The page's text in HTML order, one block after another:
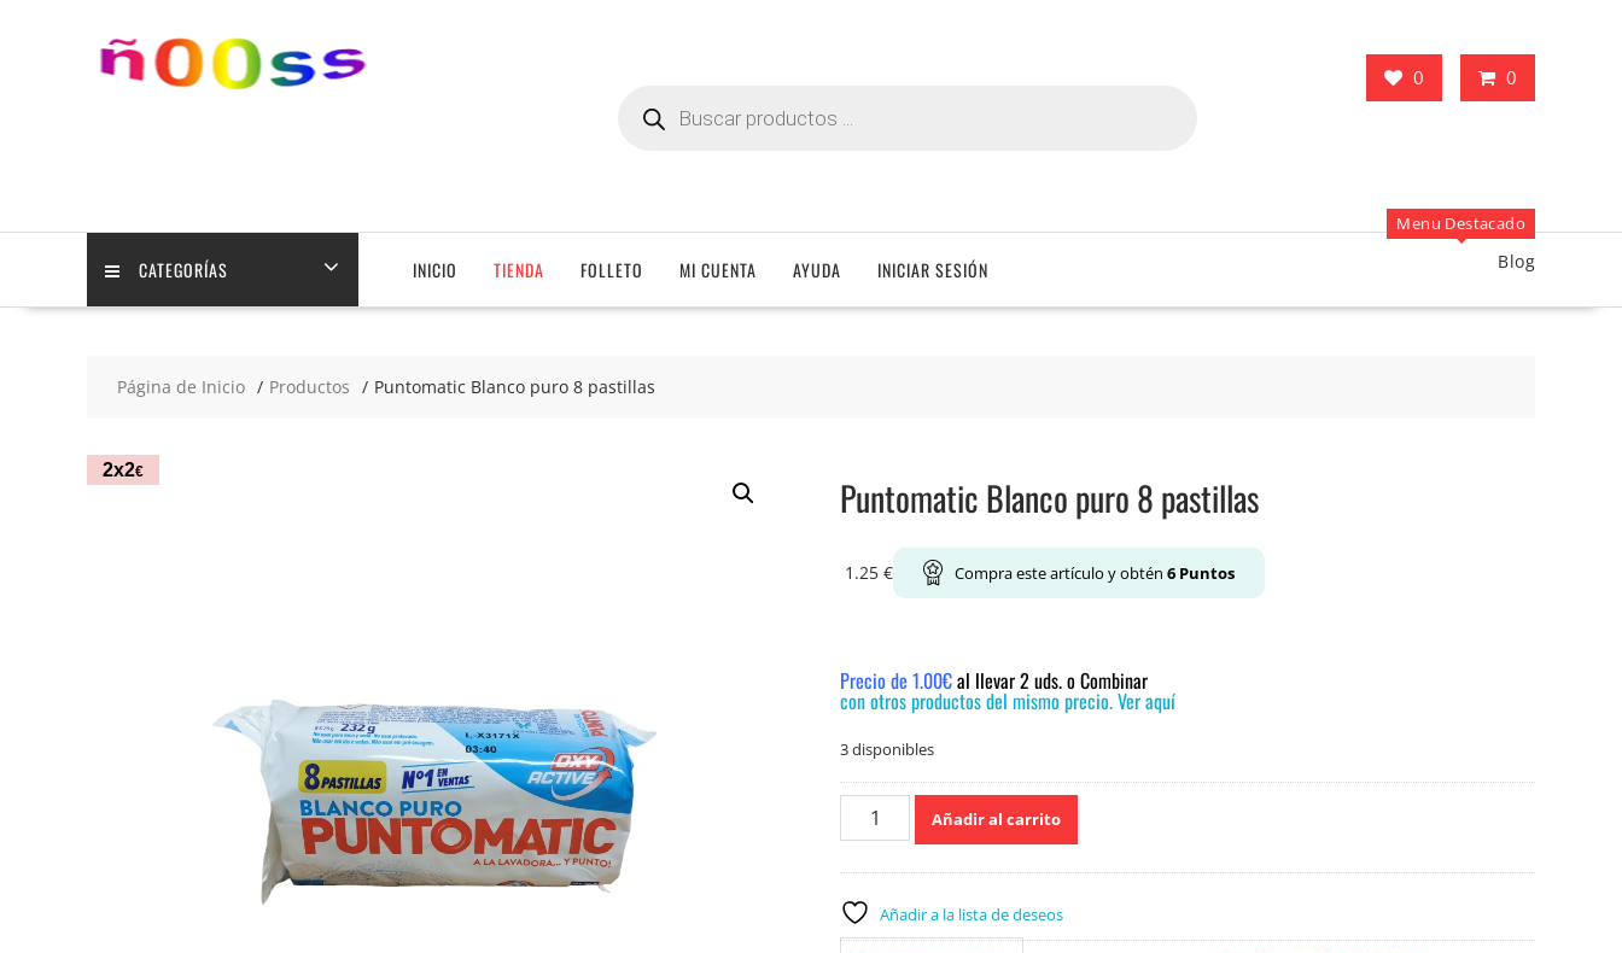
0 0
productos
CATEGORÍAS INICIO TIENDA FOLLETO MI CUENTA AYUDA INICIAR SESIÓN
Menu Destacado
Blog
Página de Inicio Productos Puntomatic Blanco puro 8 pastillas
2x2€
Puntomatic Blanco puro 8 pastillas
1.25 € Compra este artículo y obtén 6 Puntos
Precio de 1.00€al llevar 2 uds. o Combinar
con otros productos del mismo precio. Ver aquí
3 disponibles
Puntomatic
pastillas
cantidad
Añadir al carrito
Añadir a la lista de deseos